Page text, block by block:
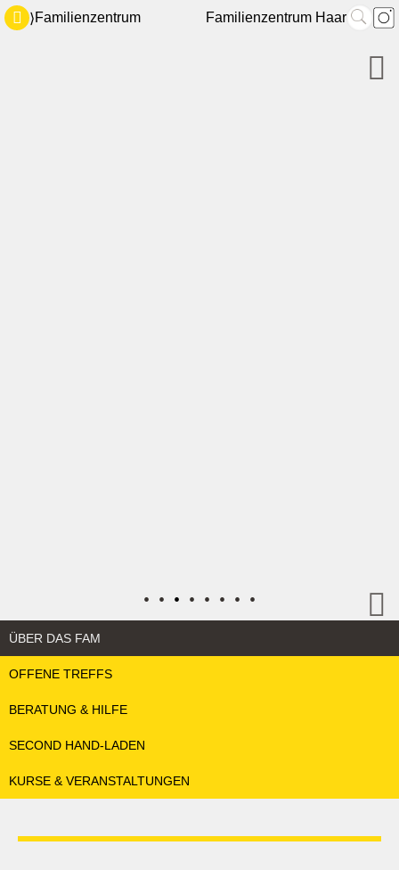
⟩Familienzentrum Familienzentrum Haar
• • • • • • • •
ÜBER DAS FAM
OFFENE TREFFS
BERATUNG & HILFE
SECOND HAND-LADEN
KURSE & VERANSTALTUNGEN